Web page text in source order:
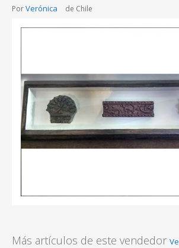
PorVerónica de Chile
Más artículos de este vendedor